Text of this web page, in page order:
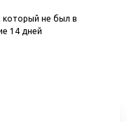
который не был в
14 дней